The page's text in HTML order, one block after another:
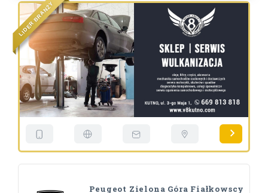
LI
DER
BRAN
Ż
Y
Peugeot Zielona Góra Fiałkowscy